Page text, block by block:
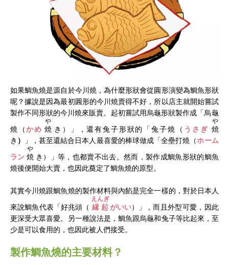
如果鯛魚燒是源自於今川燒，為什麼形狀會從圓形演變為鯛魚形狀
呢？據說是因為最初圓形的今川燒賣得不好，所以店主就開始嘗試
製作不同形狀的今川燒來販賣。起初嘗試用烏龜形狀製作成「烏龜
燒（かめ 焼
や
き）」，還有兔子形狀的「兔子燒（ うさぎ 焼
や
き ） 」，甚至還結合日本人最喜愛的棒球做成「全壘打燒（ホーム
ラン 焼
や
き）」等，也都賣不出去。然而，製作成鯛魚形狀的鯛魚
燒後便開始大賣，也因此奠定了鯛魚燒的原型。
其實今川燒跟鯛魚燒的製作材料與內餡是完全一樣的，對於日本人
來說鯛魚代表「好兆頭（ 縁起
えんぎ
がいい）」
，而且外型可愛，因此
更深受大眾喜愛。另一種說法是，鯛魚跟烏龜和兔子等比起來，至
少是可以食用的，也因此被人們接受。
製作鯛魚燒的主要材料？